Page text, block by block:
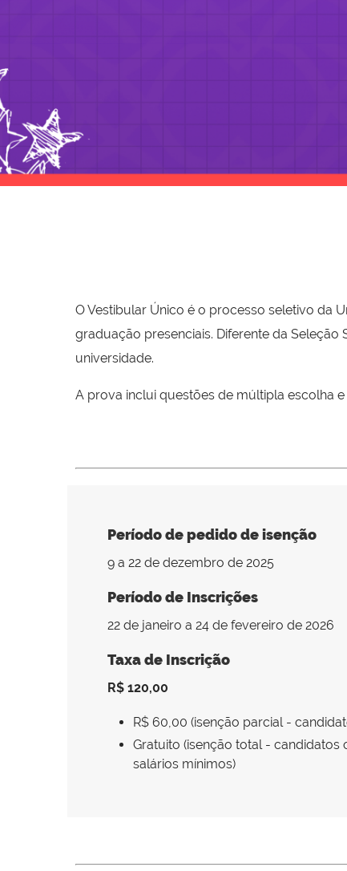
O Vestibular Único é o processo seletivo da
graduação presenciais. Diferente da
universidade.
A prova inclui questões de múltipla escolha
Período de pedido de isenção
9 a 22 de dezembro de 2025
Período de Inscrições
22 de janeiro a 24 de fevereiro de 2026
Taxa de Inscrição
R$ 120,00
R$ 60,00 (isenção parcial -
Gratuito (isenção total - candidatos
salários mínimos)